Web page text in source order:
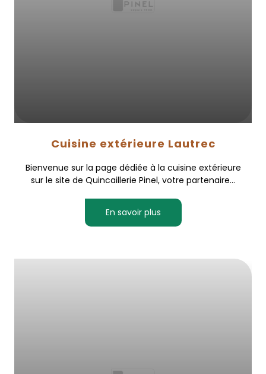
Cuisine extérieure Lautrec
Bienvenue sur la page dédiée à la cuisine extérieure
sur le site de Quincaillerie Pinel, votre partenaire...
En savoir plus